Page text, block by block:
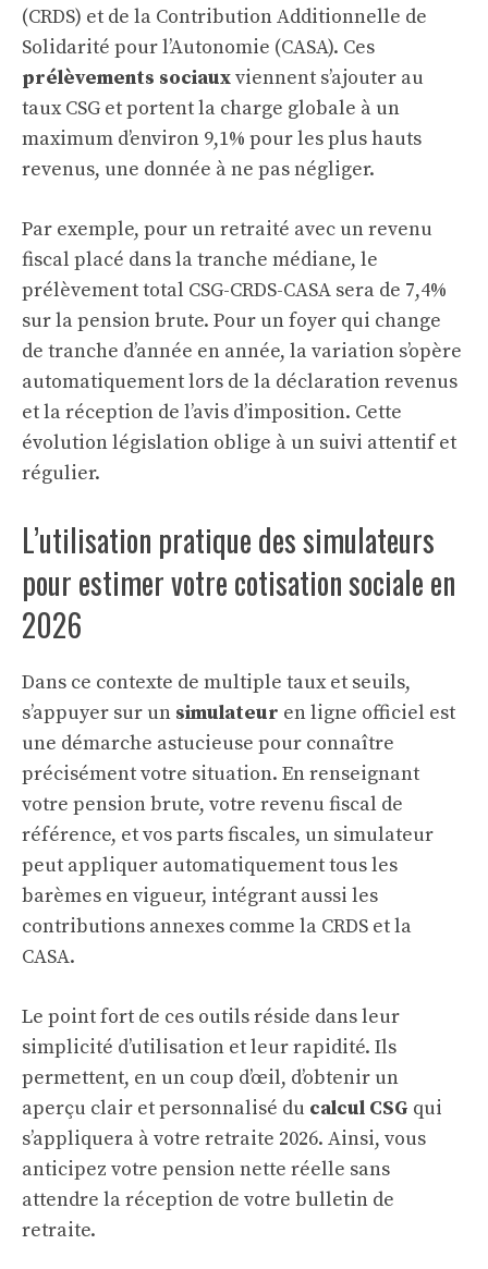
(CRDS) et de la Contribution Additionnelle de
Solidarité pour l’Autonomie (CASA). Ces
prélèvements sociauxviennent s’ajouter au
taux CSG et portent la charge globale à un
maximum d’environ 9,1% pour les plus hauts
revenus, une donnée à ne pas négliger.
Par exemple, pour un retraité avec un revenu
fiscal placé dans la tranche médiane, le
prélèvement total CSG-CRDS-CASA sera de 7,4%
sur la pension brute. Pour un foyer qui change
de tranche d’année en année, la variation s’opère
automatiquement lors de la déclaration revenus
et la réception de l’avis d’imposition. Cette
évolution législation oblige à un suivi attentif et
régulier.
L’utilisation pratique des simulateurs
pour estimer votre cotisation sociale en
2026
Dans ce contexte de multiple taux et seuils,
s’appuyer sur un simulateur en ligne officiel est
une démarche astucieuse pour connaître
précisément votre situation. En renseignant
votre pension brute, votre revenu fiscal de
référence, et vos parts fiscales, un simulateur
peut appliquer automatiquement tous les
barèmes en vigueur, intégrant aussi les
contributions annexes comme la CRDS et la
CASA.
Le point fort de ces outils réside dans leur
simplicité d’utilisation et leur rapidité. Ils
permettent, en un coup d’œil, d’obtenir un
aperçu clair et personnalisé du calcul CSG qui
s’appliquera à votre retraite 2026. Ainsi, vous
anticipez votre pension nette réelle sans
attendre la réception de votre bulletin de
retraite.